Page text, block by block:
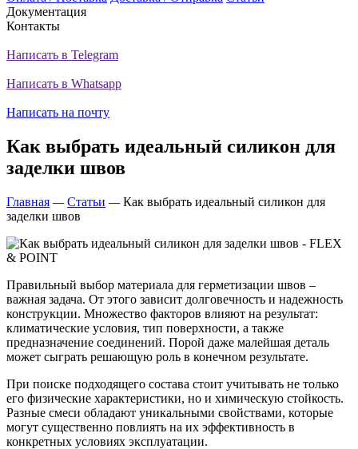
Документация
Контакты
Написать в Telegram
Написать в Whatsapp
Написать на почту
Как выбрать идеальный силикон для
заделки швов
Главная — Статьи — Как выбрать идеальный силикон для
заделки швов
Правильный выбор материала для герметизации швов –
важная задача. От этого зависит долговечность и надежность
конструкции. Множество факторов влияют на результат:
климатические условия, тип поверхности, а также
предназначение соединений. Порой даже малейшая деталь
может сыграть решающую роль в конечном результате.
При поиске подходящего состава стоит учитывать не только
его физические характеристики, но и химическую стойкость.
Разные смеси обладают уникальными свойствами, которые
могут существенно повлиять на их эффективность в
конкретных условиях эксплуатации.